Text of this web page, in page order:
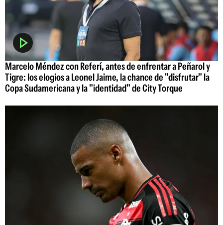
Marcelo Méndez con Referí, antes de enfrentar a Peñarol y
Tigre: los elogios a Leonel Jaime, la chance de "disfrutar" la
Copa Sudamericana y la "identidad" de City Torque